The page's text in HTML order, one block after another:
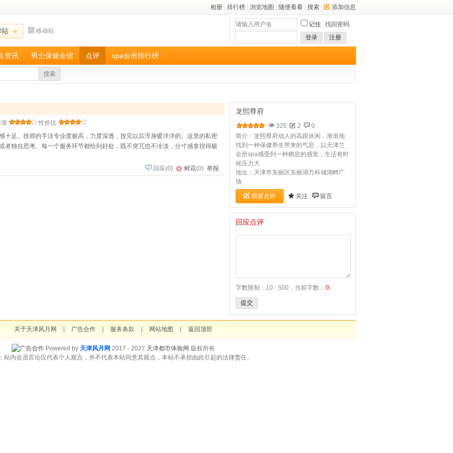
相册 排行榜 浏览地图 随便看看 搜索 添加信息
站 移动站
记住 找回密码
登录
注册
资讯 男士保健会馆 点评 spa会所排行榜
搜索
性价比
十足。技师的手法专业度极高，力度深透，按完以后浑身暖洋洋的。这里的私密
者独自思考。每一个服务环节都恰到好处，既不突兀也不冷淡，分寸感拿捏得极
回应(0) 鲜花(0) 举报
龙熙尊府
325 2
0
简介：龙熙尊府动人的高跟休闲，渐渐地
找到一种保健养生带来的气息，以天津兰
会所spa感受到一种栖息的感觉，生活有时
候压力大
地址：天津市东丽区东丽湖万科城湖畔广
场
我要点评 关注 留言
回应点评
字数限制：10 - 500，当前字数： 0
提交
关于天津风月网 广告合作 服务条款 网站地图 返回顶部
Powered by 天津风月网 2017 - 2027 天津都市体验网 版权所有
站内会员言论仅代表个人观点，并不代表本站同意其观点，本站不承担由此引起的法律责任。